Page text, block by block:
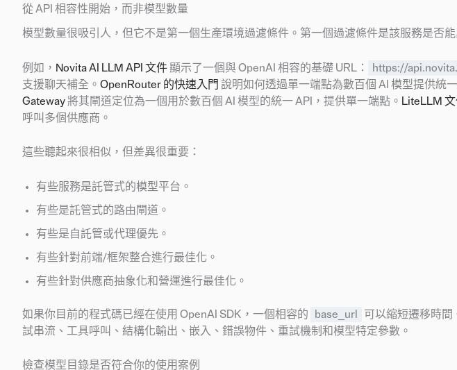
從 API 相容性開始，而非模型數量
模型數量很吸引人，但它不是第一個生產環境過濾條件。第一個過濾條件是該服務是否
例如， Novita AI LLM API 文件 顯示了一個與 OpenAI 相容的基礎 URL： https://
支援聊天補全。 OpenRouter 的快速入門 說明如何透過單一端點為數百個 AI 模型提供統
Gateway將其閘道定位為一個用於數百個 AI 模型的統一 API，提供單一端點。 LiteLLM
呼叫多個供應商。
這些聽起來很相似，但差異很重要：
有些服務是託管式的模型平台。
有些是託管式的路由閘道。
有些是自託管或代理優先。
有些針對前端/框架整合進行最佳化。
有些針對供應商抽象化和營運進行最佳化。
如果你目前的程式碼已經在使用 OpenAI SDK，一個相容的 base_url
可以縮短遷移時間
試串流、工具呼叫、結構化輸出、嵌入、錯誤物件、重試機制和模型特定參數。
檢查模型目錄是否符合你的使用案例